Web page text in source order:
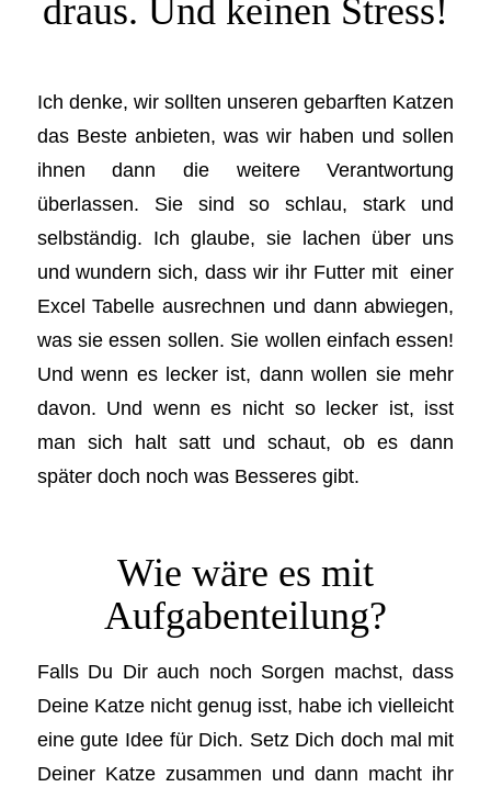
draus. Und keinen Stress!
Ich denke, wir sollten unseren gebarften Katzen
das Beste anbieten, was wir haben und sollen
ihnen dann die weitere Verantwortung
überlassen. Sie sind so schlau, stark und
selbständig. Ich glaube, sie lachen über uns
und wundern sich, dass wir ihr Futter mit einer
Excel Tabelle ausrechnen und dann abwiegen,
was sie essen sollen. Sie wollen einfach essen!
Und wenn es lecker ist, dann wollen sie mehr
davon. Und wenn es nicht so lecker ist, isst
man sich halt satt und schaut, ob es dann
später doch noch was Besseres gibt.
Wie wäre es mit
Aufgabenteilung?
Falls Du Dir auch noch Sorgen machst, dass
Deine Katze nicht genug isst, habe ich vielleicht
eine gute Idee für Dich. Setz Dich doch mal mit
Deiner Katze zusammen und dann macht ihr